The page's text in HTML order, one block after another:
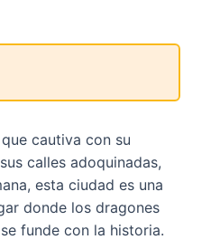
cautiva con su
calles adoquinadas,
esta ciudad es una
donde los dragones
funde con la historia.